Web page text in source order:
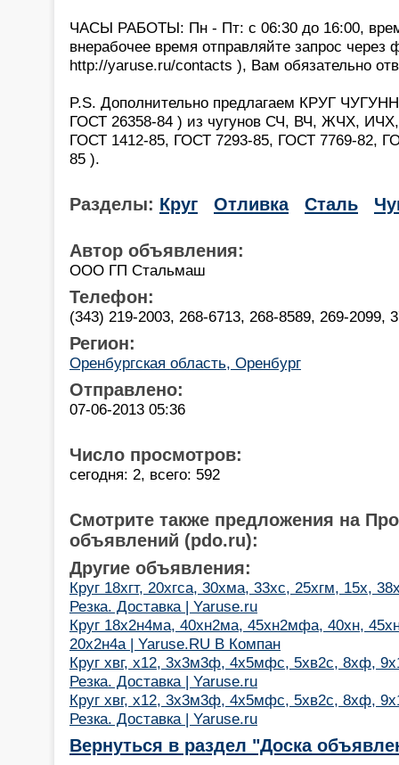
ЧАСЫ РАБОТЫ: Пн - Пт: с 06:30 до 16:00,
внерабочее время отправляйте запрос через
http://yaruse.ru/contacts ), Вам обязательно
P.S. Дополнительно предлагаем КРУГ
ГОСТ 26358-84 ) из чугунов СЧ, ВЧ, ЖЧХ,
ГОСТ 1412-85, ГОСТ 7293-85, ГОСТ 7769-82,
85 ).
Разделы: Круг Отливка Сталь
Автор объявления:
ООО ГП Стальмаш
Телефон:
(343) 219-2003, 268-6713, 268-8589, 269-2099,
Регион:
Оренбургская область, Оренбург
Отправлено:
07-06-2013 05:36
Число просмотров:
сегодня: 2, всего: 592
Смотрите также предложения на
объявлений (pdo.ru):
Другие объявления:
Круг 18хгт, 20хгса, 30хма, 33хс, 25хгм, 15х,
Резка. Доставка | Yaruse.ru
Круг 18х2н4ма, 40хн2ма, 45хн2мфа, 40хн,
20х2н4а | Yaruse.RU В Компан
Круг хвг, х12, 3х3м3ф, 4х5мфс, 5хв2с, 8хф,
Резка. Доставка | Yaruse.ru
Круг хвг, х12, 3х3м3ф, 4х5мфс, 5хв2с, 8хф,
Резка. Доставка | Yaruse.ru
Вернуться в раздел "Доска